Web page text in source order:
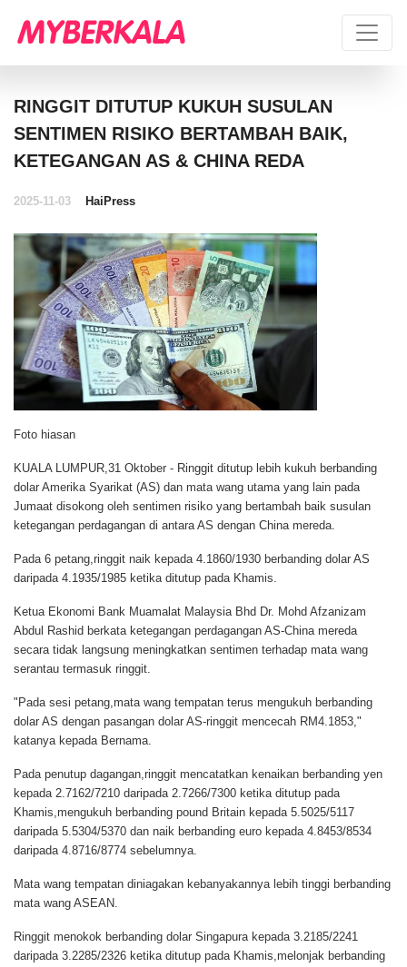
RINGGIT DITUTUP KUKUH SUSULAN
SENTIMEN RISIKO BERTAMBAH BAIK,
KETEGANGAN AS & CHINA REDA
2025-11-03 HaiPress
Foto hiasan
KUALA LUMPUR,31 Oktober - Ringgit ditutup lebih kukuh berbanding
dolar Amerika Syarikat (AS) dan mata wang utama yang lain pada
Jumaat disokong oleh sentimen risiko yang bertambah baik susulan
ketegangan perdagangan di antara AS dengan China mereda.
Pada 6 petang,ringgit naik kepada 4.1860/1930 berbanding dolar AS
daripada 4.1935/1985 ketika ditutup pada Khamis.
Ketua Ekonomi Bank Muamalat Malaysia Bhd Dr. Mohd Afzanizam
Abdul Rashid berkata ketegangan perdagangan AS-China mereda
secara tidak langsung meningkatkan sentimen terhadap mata wang
serantau termasuk ringgit.
"Pada sesi petang,mata wang tempatan terus mengukuh berbanding
dolar AS dengan pasangan dolar AS-ringgit mencecah RM4.1853,"
katanya kepada Bernama.
Pada penutup dagangan,ringgit mencatatkan kenaikan berbanding yen
kepada 2.7162/7210 daripada 2.7266/7300 ketika ditutup pada
Khamis,mengukuh berbanding pound Britain kepada 5.5025/5117
daripada 5.5304/5370 dan naik berbanding euro kepada 4.8453/8534
daripada 4.8716/8774 sebelumnya.
Mata wang tempatan diniagakan kebanyakannya lebih tinggi berbanding
mata wang ASEAN.
Ringgit menokok berbanding dolar Singapura kepada 3.2185/2241
daripada 3.2285/2326 ketika ditutup pada Khamis,melonjak berbanding